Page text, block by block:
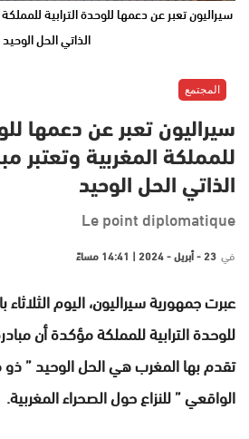
سيراليون تعبر عن دعمها للوحدة الترابية
الذاتي الحل الوحيد
المجتمع
سيراليون تعبر عن دعمها
للمملكة المغربية وتعتبر
الذاتي الحل الوحيد
Le point diplomatique
في 23 - أبريل - 2024 | 14:41 مساءً
عبرت جمهورية سيراليون، اليوم
للوحدة الترابية للمملكة مؤكدة أن
تقدم بها المغرب هي الحل الوحيد ”
الواقعي ” للنزاع حول الصحراء المغربية.